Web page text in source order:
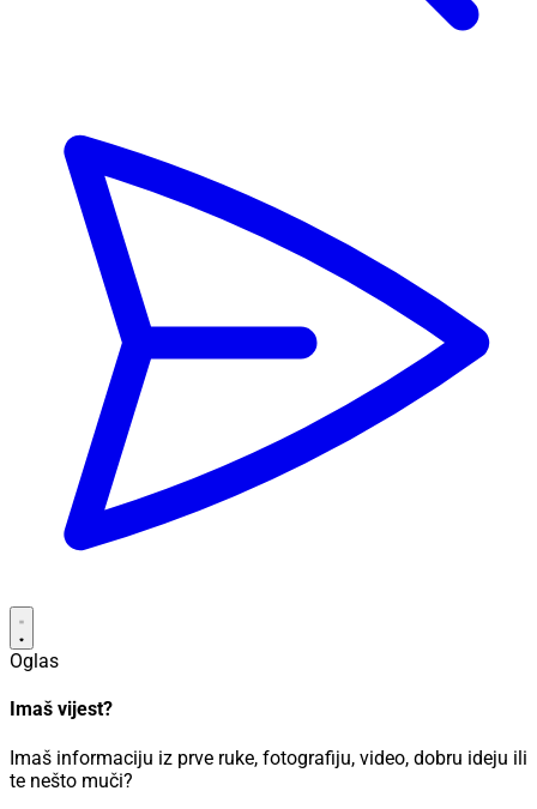
Oglas
Imaš vijest?
Imaš informaciju iz prve ruke, fotografiju, video, dobru ideju ili
te nešto muči?